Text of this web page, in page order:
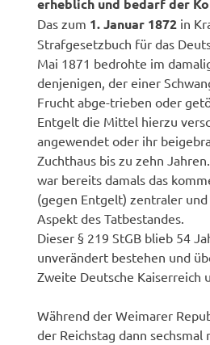
erheblich und bedarf der
Das zum 1. Januar 1872 in
Strafgesetzbuch für das
Mai 1871 bedrohte im
denjenigen, der einer
Frucht abge-trieben oder
Entgelt die Mittel hierzu
angewendet oder ihr
Zuchthaus bis zu zehn
war bereits damals das
(gegen Entgelt) zentraler
Aspekt des Tatbestandes.
Dieser § 219 StGB blieb 54
unverändert bestehen und
Zweite Deutsche Kaiserreich
Während der Weimarer
der Reichstag dann